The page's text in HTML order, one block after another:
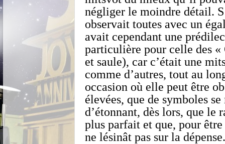
négliger le moindre détail.
observait toutes avec un
avait cependant une
particulière pour celle des «
et saule), car c’était une
comme d’autres, tout au
occasion où elle peut être
élevées, que de symboles
d’étonnant, dès lors, que le
plus parfait et que, pour
ne lésinât pas sur la dépense.